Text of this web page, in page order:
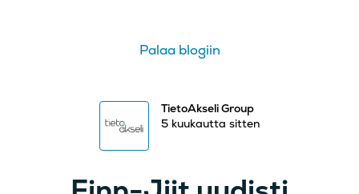
Palaa blogiin
TietoAkseli Group
5 kuukautta sitten